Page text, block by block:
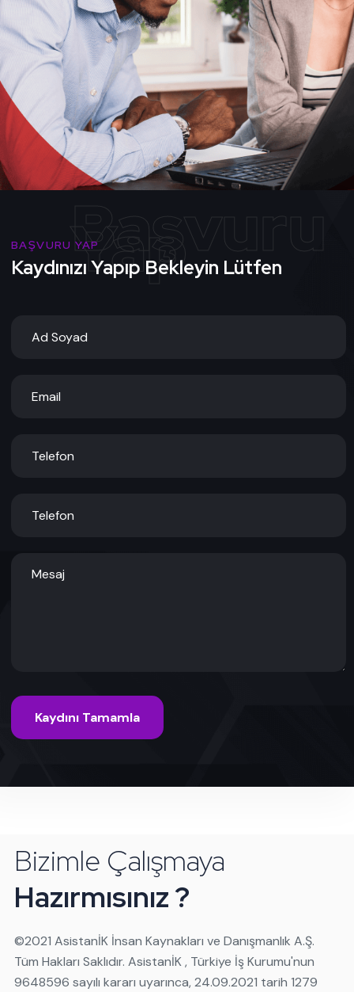
BAŞVURU YAP
Kaydınızı Yapıp Bekleyin Lütfen
Kaydını Tamamla
Bizimle Çalışmaya
Hazırmısınız ?
©️2021 AsistanİK İnsan Kaynakları ve Danışmanlık A.Ş.
Tüm Hakları Saklıdır. AsistanİK , Türkiye İş Kurumu'nun
9648596 sayılı kararı uyarınca, 24.09.2021 tarih 1279